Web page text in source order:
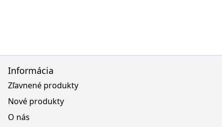
Informácia
Zľavnené produkty
Nové produkty
O nás